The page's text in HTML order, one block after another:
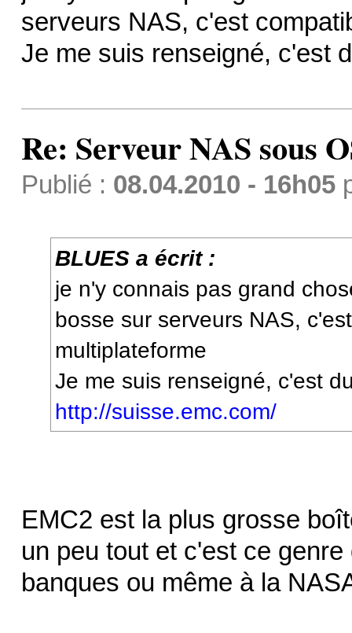
serveurs NAS, c'est
Je me suis renseigné, c'est
Re: Serveur NAS sous
Publié : 08.04.2010 - 16h05
BLUES a écrit :
je n'y connais pas grand
bosse sur serveurs NAS,
multiplateforme
Je me suis renseigné, c'est
http://suisse.emc.com/
EMC2 est la plus grosse
un peu tout et c'est ce
banques ou même à la